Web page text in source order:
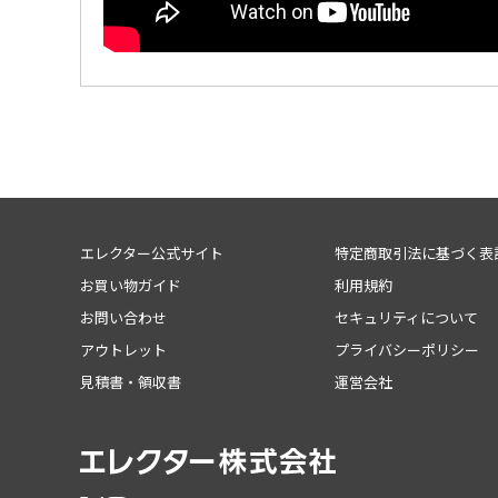
エレクター公式サイト
お買い物ガイド
お問い合わせ
アウトレット
見積書・領収書
特定商取引法に基づく表
利用規約
セキュリティについて
プライバシーポリシー
運営会社